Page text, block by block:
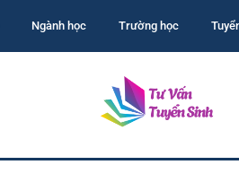
Ngành học Trường học